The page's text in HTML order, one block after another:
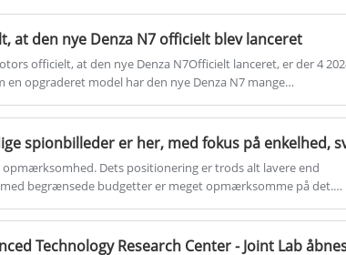
og designkoncepter.
og
ydeevne.
at den nye Denza N7 officielt blev lanceret
officielt, at den nye Denza N7Officielt lanceret, er der 4
en opgraderet model har den nye Denza N7 mange
blevet tilføjet til de tidligere 630 km og 702 km af en 550 km
opmærksomhed. Dets positionering er trods alt lavere end
begrænsede budgetter er meget opmærksomme på det.
bil lanceres i august og er placeret som en ren elektrisk